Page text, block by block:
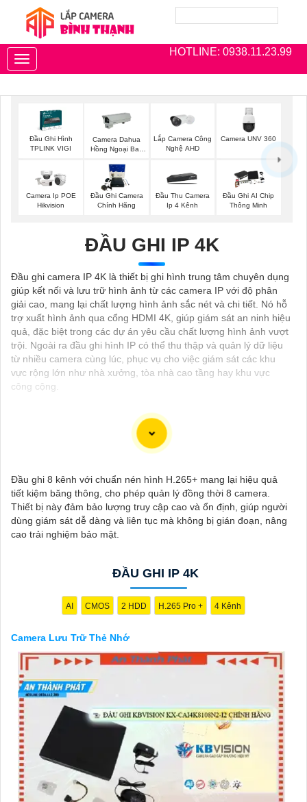
HOTLINE: 0938.11.23.99
Toggle
navigation
Đầu Ghi Hình
TPLINK VIGI
Camera Dahua
Hồng Ngoại Ban
Lắp Camera Công
Nghệ AHD
Camera UNV 360
Camera Ip POE
Hikvision
Đầu Ghi Camera
Chính Hãng
Đầu Thu Camera
Ip 4 Kênh
Đầu Ghi AI Chip
Thông Minh
ĐẦU GHI IP 4K
Đầu ghi camera IP 4K là thiết bị ghi hình trung tâm chuyên dụng
giúp kết nối và lưu trữ hình ảnh từ các camera IP với độ phân
giải cao, mang lại chất lượng hình ảnh sắc nét và chi tiết. Nó hỗ
trợ xuất hình ảnh qua cổng HDMI 4K, giúp giám sát an ninh hiệu
quả, đặc biệt trong các dự án yêu cầu chất lượng hình ảnh vượt
trội. Ngoài ra đầu ghi hình IP có thể thu thập và quản lý dữ liệu
từ nhiều camera cùng lúc, phục vụ cho việc giám sát các khu
vực rộng lớn như nhà xưởng, tòa nhà cao tầng hay khu vực
công cộng.
Camera lưu trữ qua thẻ nhớ là một lựa chọn lý tưởng cho những
mật cao. Với tính năng ghi hình liên tục, khả năng mở rộng lưu
trữ và dễ dàng truy cập dữ liệu, đây là một option hoàn hảo cho
nhiều nhu cầu sử dụng khác nhau.
Đầu ghi 8 kênh với chuẩn nén hình H.265+ mang lại hiệu quả
tiết kiệm băng thông, cho phép quản lý đồng thời 8 camera.
Thiết bị này đảm bảo lượng truy cập cao và ổn định, giúp người
dùng giám sát dễ dàng và liên tục mà không bị gián đoạn, nâng
cao trải nghiệm bảo mật.
ĐẦU GHI IP 4K
AI CMOS 2 HDD H.265 Pro + 4 Kênh
Camera Lưu Trữ Thẻ Nhớ